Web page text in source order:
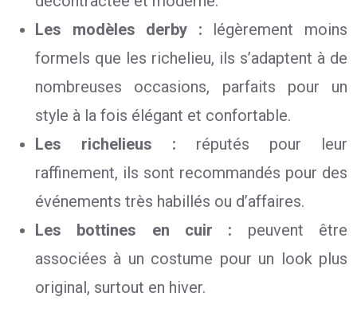
Les modèles derby : légèrement moins
formels que les richelieu, ils s’adaptent à de
nombreuses occasions, parfaits pour un
style à la fois élégant et confortable.
Les richelieus : réputés pour leur
raffinement, ils sont recommandés pour des
événements très habillés ou d’affaires.
Les bottines en cuir : peuvent être
associées à un costume pour un look plus
original, surtout en hiver.